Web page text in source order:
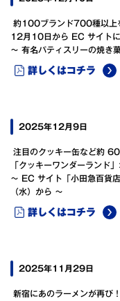
約100ブランド700種以上
12月10日から EC サイト
～ 有名パティスリーの焼き
詳しくはコチラ
2025年12月9日
注目のクッキー缶など約
「クッキーワンダーランド
～ EC サイト「小田急百貨
（水）から ～
詳しくはコチラ
2025年11月29日
新宿にあのラーメンが再び！